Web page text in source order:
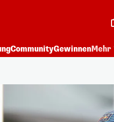
CommunityGewinnenMehr